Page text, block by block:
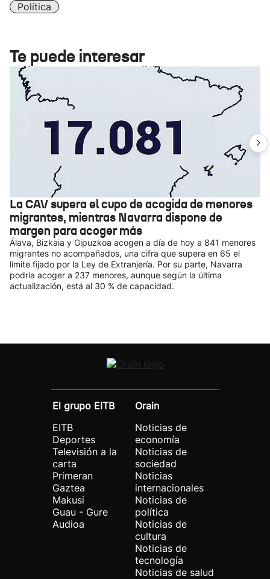
Política
Te puede interesar
La CAV supera el cupo de acogida de menores
migrantes, mientras Navarra dispone de
margen para acoger más
Álava, Bizkaia y Gipuzkoa acogen a día de hoy a 841 menores
migrantes no acompañados, una cifra que supera en 65 el
límite fijado por la Ley de Extranjería. Por su parte, Navarra
podría acoger a 237 menores, aunque según la última
actualización, está al 30 % de capacidad.
El grupo EITB
EITB
Deportes
Televisión a la
carta
Primeran
Gaztea
Makusi
Guau - Gure
Audioa
Orain
Noticias de
economía
Noticias de
sociedad
Noticias
internacionales
Noticias de
política
Noticias de
cultura
Noticias de
tecnología
Noticias de salud